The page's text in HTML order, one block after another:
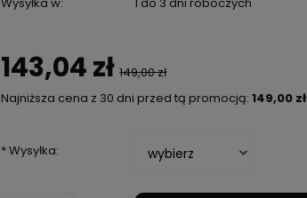
143,04 zł 149,00 zł
Najniższa cena z 30 dni przed tą promocją: 149,00 zł
niż 30 dni, wyświetlana jest najniższa
pojawił się w sprzedaży.
*Wysyłka: